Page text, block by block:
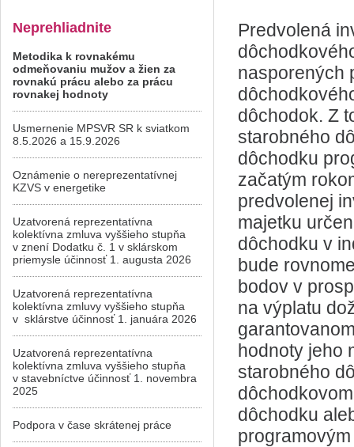
Predvolená
nasporených
dôchodok. Z
starobného
dôchodku
začatým
predvolenej
majetku
dôchodku v
bude
bodov v
na výplatu
hodnoty jeho
starobného
dôchodku
Neprehliadnite
Metodika k rovnakému
odmeňovaniu mužov a žien za
rovnakú prácu alebo za prácu
rovnakej hodnoty
Usmernenie MPSVR SR k sviatkom
8.5.2026 a 15.9.2026
Oznámenie o nereprezentatívnej
KZVS v energetike
Uzatvorená reprezentatívna
kolektívna zmluva vyššieho stupňa
v znení Dodatku č. 1 v sklárskom
priemysle účinnosť 1. augusta 2026
Uzatvorená reprezentatívna
kolektívna zmluvy vyššieho stupňa
v sklárstve účinnosť 1. januára 2026
Uzatvorená reprezentatívna
kolektívna zmluva vyššieho stupňa
v stavebníctve účinnosť 1. novembra
2025
Podpora v čase skrátenej práce